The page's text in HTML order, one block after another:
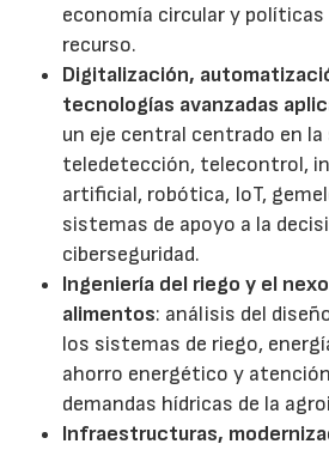
economía circular y
recurso.
Digitalización,
tecnologías avanzadas
un eje central centrado en la
teledetección, telecontrol,
artificial, robótica, IoT,
sistemas de apoyo a la
ciberseguridad.
Ingeniería del riego y el
alimentos: análisis del
los sistemas de riego,
ahorro energético y
demandas hídricas de la
Infraestructuras,